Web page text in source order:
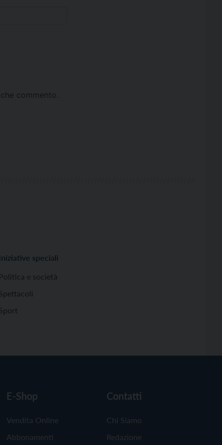
commento.
Iniziative speciali
Politica e società
E-Shop
Vendita Online
Abbonamenti
Contatti
Chi Siamo
Redazione